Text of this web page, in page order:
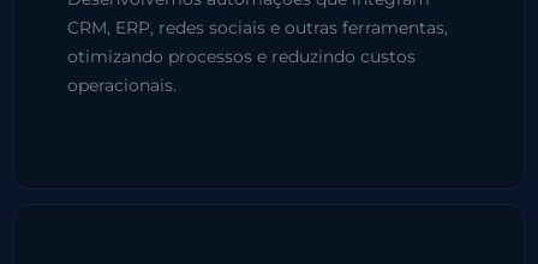
CRM, ERP, redes sociais e outras ferramentas,
otimizando processos e reduzindo custos
operacionais.